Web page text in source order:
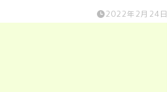
2022年2月24日